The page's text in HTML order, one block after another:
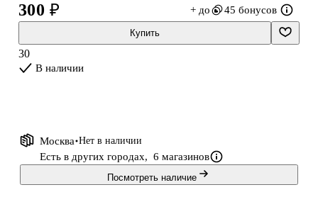
300 ₽ + до 45 бонусов
Купить
30
В наличии
Москва Нет в наличии
Есть в других городах, 6 магазинов
Посмотреть наличие